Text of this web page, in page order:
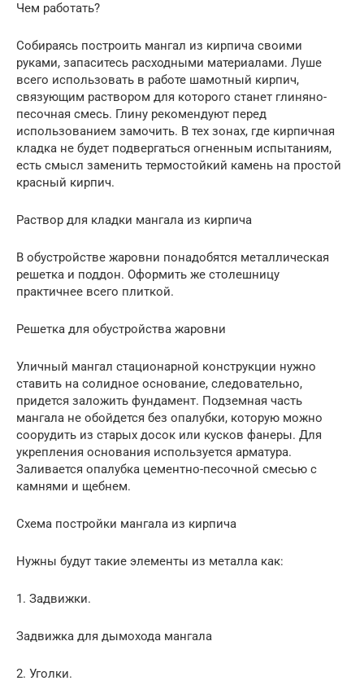
Чем работать?
Собираясь построить мангал из кирпича своими
руками, запаситесь расходными материалами. Луше
всего использовать в работе шамотный кирпич,
связующим раствором для которого станет глиняно-
песочная смесь. Глину рекомендуют перед
использованием замочить. В тех зонах, где кирпичная
кладка не будет подвергаться огненным испытаниям,
есть смысл заменить термостойкий камень на простой
красный кирпич.
Раствор для кладки мангала из кирпича
В обустройстве жаровни понадобятся металлическая
решетка и поддон. Оформить же столешницу
практичнее всего плиткой.
Решетка для обустройства жаровни
Уличный мангал стационарной конструкции нужно
ставить на солидное основание, следовательно,
придется заложить фундамент. Подземная часть
мангала не обойдется без опалубки, которую можно
соорудить из старых досок или кусков фанеры. Для
укрепления основания используется арматура.
Заливается опалубка цементно-песочной смесью с
камнями и щебнем.
Схема постройки мангала из кирпича
Нужны будут такие элементы из металла как:
1. Задвижки.
Задвижка для дымохода мангала
2. Уголки.